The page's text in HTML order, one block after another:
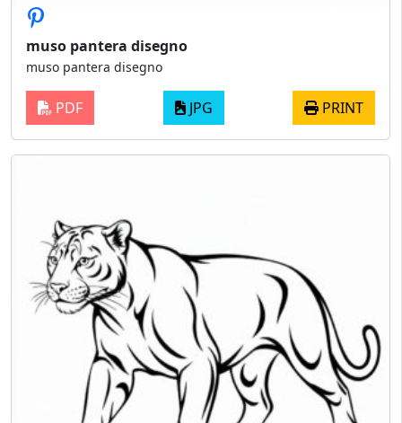
muso pantera disegno
muso pantera disegno
PDF JPG PRINT